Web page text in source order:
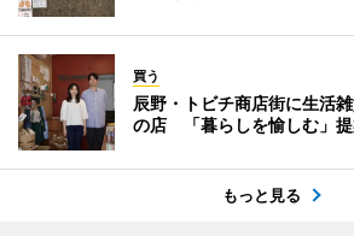
買う
辰野・トビチ商店街に生活
の店 「暮らしを愉しむ」
もっと見る